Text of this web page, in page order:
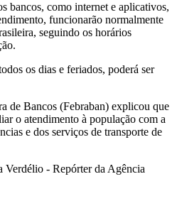
bancos, como internet e aplicativos,
funcionarão normalmente
seguindo os horários
os dias e feriados, poderá ser
de Bancos (Febraban) explicou que
o atendimento à população com a
e dos serviços de transporte de
Verdélio - Repórter da Agência